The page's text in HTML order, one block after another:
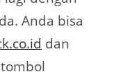
Anda bisa
dan